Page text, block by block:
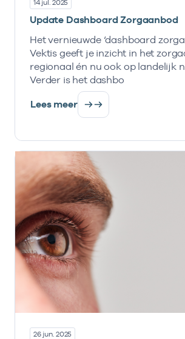
14 jul. 2025
Update Dashboard Zorgaanbod
Het vernieuwde ‘dashboard
Vektis geeft je inzicht in het
regionaal én nu ook op landelijk
Verder is het dashbo
Lees meer
26 jun. 2025